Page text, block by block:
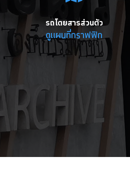
รถโดยสารส่วนตัว
ดูแผนที่กราฟฟิก